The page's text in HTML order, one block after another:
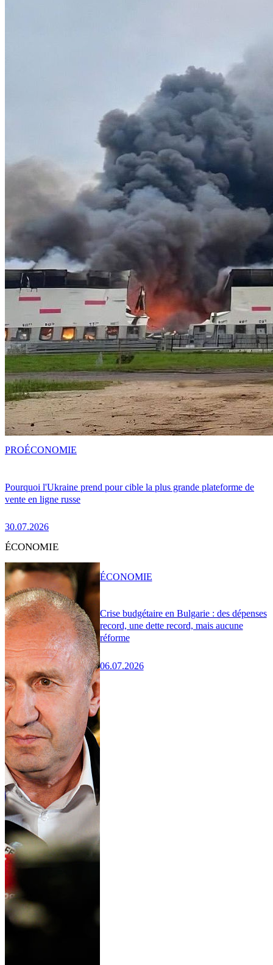
Pourquoi l'Ukraine prend pour cible la plus grande plateforme de
vente en ligne russe
30.07.2026
PROÉCONOMIE
ÉCONOMIE
Crise budgétaire en Bulgarie : des dépenses
record, une dette record, mais aucune
réforme
06.07.2026
ÉCONOMIE